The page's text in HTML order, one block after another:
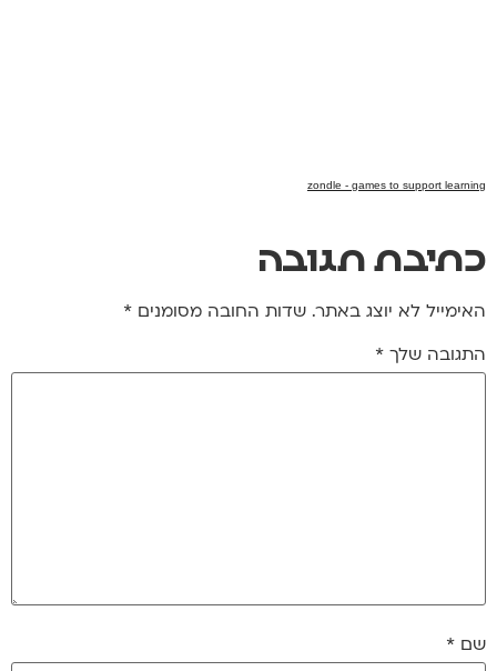
zondle - games to support learning
כתיבת תגובה
האימייל לא יוצג באתר. שדות החובה מסומנים *
התגובה שלך *
שם *